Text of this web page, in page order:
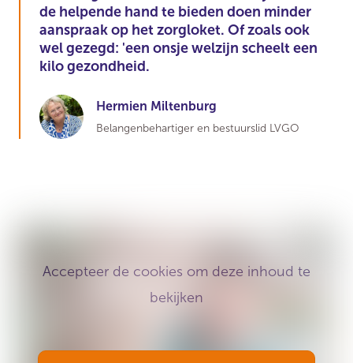
de helpende hand te bieden doen minder
aanspraak op het zorgloket. Of zoals ook
wel gezegd: 'een onsje welzijn scheelt een
kilo gezondheid.
Hermien Miltenburg
Belangenbehartiger en bestuurslid LVGO
Accepteer de cookies om deze inhoud te
bekijken